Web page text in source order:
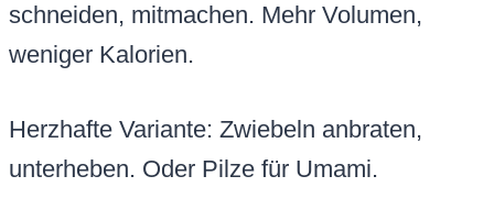
schneiden, mitmachen. Mehr Volumen,
weniger Kalorien.
Herzhafte Variante: Zwiebeln anbraten,
unterheben. Oder Pilze für Umami.